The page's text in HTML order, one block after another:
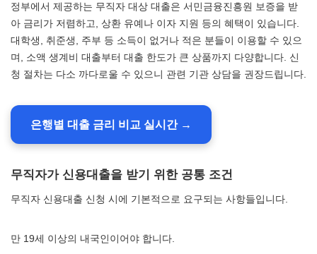
정부에서 제공하는 무직자 대상 대출은 서민금융진흥원 보증을 받
아 금리가 저렴하고, 상환 유예나 이자 지원 등의 혜택이 있습니다.
대학생, 취준생, 주부 등 소득이 없거나 적은 분들이 이용할 수 있으
며, 소액 생계비 대출부터 대출 한도가 큰 상품까지 다양합니다. 신
청 절차는 다소 까다로울 수 있으니 관련 기관 상담을 권장드립니다.
은행별 대출 금리 비교 실시간 →
무직자가 신용대출을 받기 위한 공통 조건
무직자 신용대출 신청 시에 기본적으로 요구되는 사항들입니다.
만 19세 이상의 내국인이어야 합니다.